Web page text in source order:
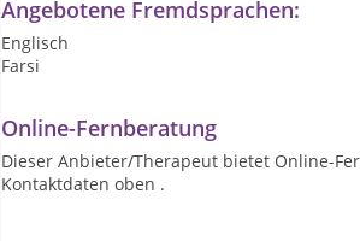
Angebotene Fremdsprachen:
Englisch
Farsi
Online-Fernberatung
Dieser Anbieter/Therapeut bietet Online-
Kontaktdaten oben .